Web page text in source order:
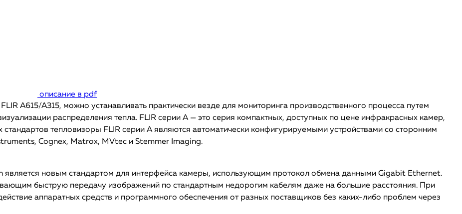
описание в pdf
FLIR A615/A315, можно устанавливать практически везде для мониторинга производственного процесса путем
распределения тепла. FLIR серии A — это серия компактных, доступных по цене инфракрасных камер,
тепловизоры FLIR серии A являются автоматически конфигурируемыми устройствами со сторонним
Cognex, Matrox, MVtec и Stemmer Imaging.
новым стандартом для интерфейса камеры, использующим протокол обмена данными Gigabit Ethernet.
быструю передачу изображений по стандартным недорогим кабелям даже на большие расстояния. При
аппаратных средств и программного обеспечения от разных поставщиков без каких-либо проблем через